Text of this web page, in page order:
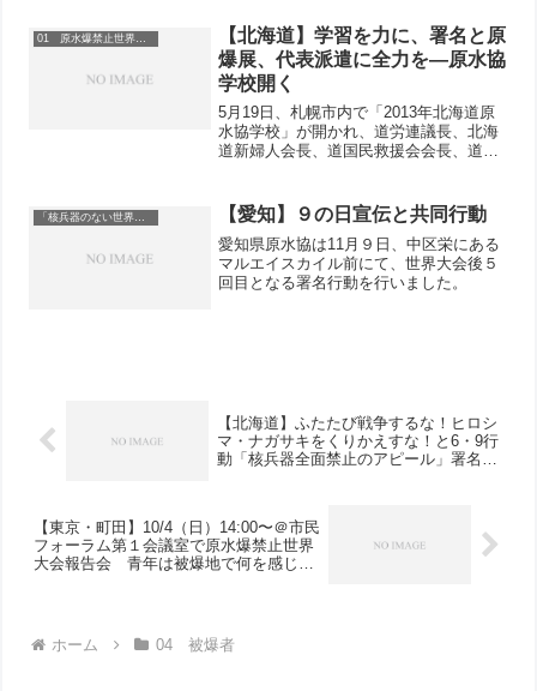
ール。県原水協の内藤晴一郎事務局長や
日本共産党の森尾嘉昭金沢市...
01 原水爆禁止世界大会
【北海道】学習を力に、署名と原
爆展、代表派遣に全力を―原水協
学校開く
5月19日、札幌市内で「2013年北海道原
水協学校」が開かれ、道労連議長、北海
道新婦人会長、道国民救援会会長、道平
ック原水協の代表、合わせて39人が参加
しました。安井正...
「核兵器のない世界を」 【愛知】９の日宣伝と共同行動
愛知県原水協は11月９日、中区栄にある
マルエイスカイル前にて、世界大会後５
回目となる署名行動を行いました。
【北海道】ふたたび戦争するな！ヒロシ
マ・ナガサキをくりかえすな！と6・9行
動「核兵器全面禁止のアピール」署名26
【東京・町田】10/4（日）14:00〜＠市民
フォーラム第１会議室で原水爆禁止世界
大会報告会 青年は被爆地で何を感じた
ホーム
04 被爆者